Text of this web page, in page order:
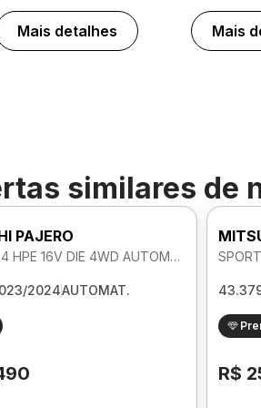
Mais detalhes Mais
similares de
PAJERO
SPORT 7L 2.4 HPE 16V DIE 4WD AUTOMATICO
2024AUTOMAT.
R$